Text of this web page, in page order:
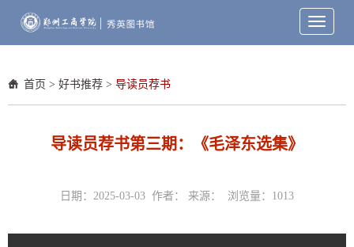
Toggle
首页 > 好书推荐 > 导读员荐书
导读员荐书第三期：《毛泽东选集》
日期：2025-03-03 作者： 来源： 浏览量： 1013